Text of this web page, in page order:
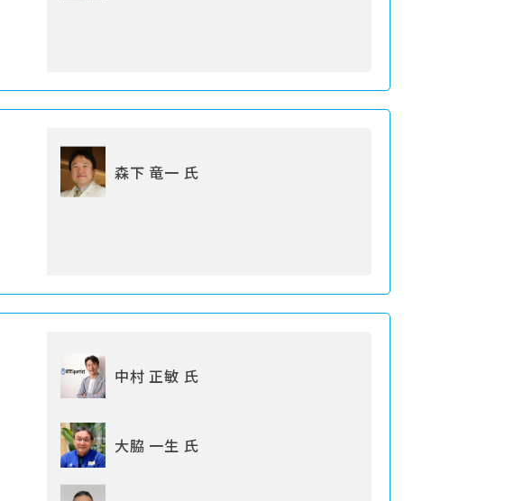
森下 竜一 氏
中村 正敏 氏
大脇 一生 氏